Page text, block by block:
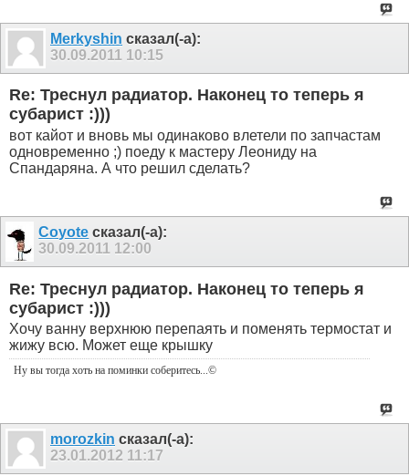
Merkyshin сказал(-а):
30.09.2011 10:15
Re: Треснул радиатор. Наконец то теперь я
субарист :)))
вот кайот и вновь мы одинаково влетели по запчастам
одновременно ;) поеду к мастеру Леониду на
Спандаряна. А что решил сделать?
Coyote сказал(-а):
30.09.2011 12:00
Re: Треснул радиатор. Наконец то теперь я
субарист :)))
Хочу ванну верхнюю перепаять и поменять термостат и
жижу всю. Может еще крышку
Ну вы тогда хоть на поминки соберитесь...©
morozkin сказал(-а):
23.01.2012 11:17